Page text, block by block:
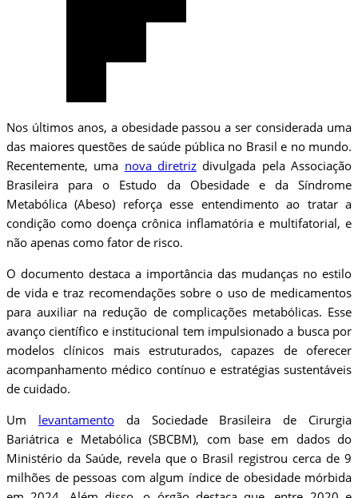
Nos últimos anos, a obesidade passou a ser considerada uma
das maiores questões de saúde pública no Brasil e no mundo.
Recentemente, uma nova diretriz divulgada pela Associação
Brasileira para o Estudo da Obesidade e da Síndrome
Metabólica (Abeso) reforça esse entendimento ao tratar a
condição como doença crônica inflamatória e multifatorial, e
não apenas como fator de risco.
O documento destaca a importância das mudanças no estilo
de vida e traz recomendações sobre o uso de medicamentos
para auxiliar na redução de complicações metabólicas. Esse
avanço científico e institucional tem impulsionado a busca por
modelos clínicos mais estruturados, capazes de oferecer
acompanhamento médico contínuo e estratégias sustentáveis
de cuidado.
Um levantamentoda Sociedade Brasileira de Cirurgia
Bariátrica e Metabólica (SBCBM), com base em dados do
Ministério da Saúde, revela que o Brasil registrou cerca de 9
milhões de pessoas com algum índice de obesidade mórbida